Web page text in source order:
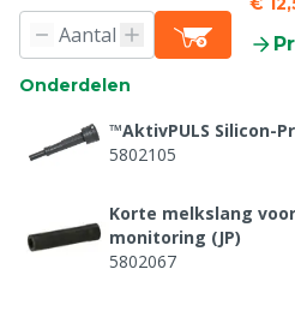
Onderdelen
™AktivPULS Silicon-
5802105
Korte melkslang
monitoring (JP)
5802067